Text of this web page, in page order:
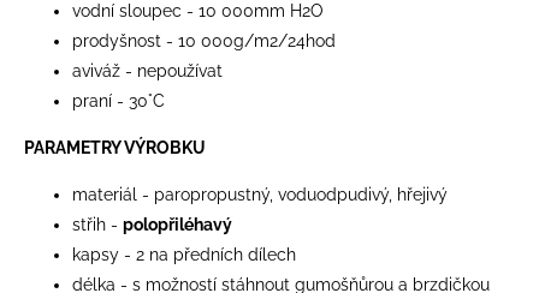
vodní sloupec - 10 000mm H2O
prodyšnost - 10 000g/m2/24hod
aviváž - nepoužívat
praní - 30°C
PARAMETRY VÝROBKU
materiál - paropropustný, voduodpudivý, hřejivý
střih - polopřiléhavý
kapsy - 2 na předních dílech
délka - s možností stáhnout gumošňůrou a brzdičkou